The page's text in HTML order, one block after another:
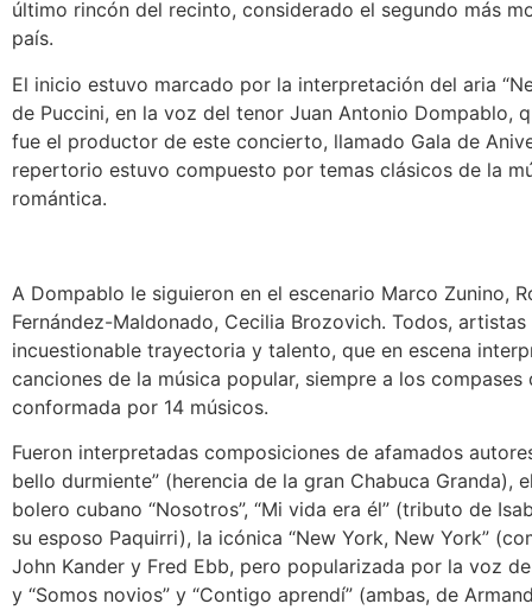
último rincón del recinto, considerado el segundo más
país.
El inicio estuvo marcado por la interpretación del aria
de Puccini, en la voz del tenor Juan Antonio Dompablo,
fue el productor de este concierto, llamado Gala de
repertorio estuvo compuesto por temas clásicos de la
romántica.
A Dompablo le siguieron en el escenario Marco Zunino,
Fernández-Maldonado, Cecilia Brozovich. Todos,
incuestionable trayectoria y talento, que en escena
canciones de la música popular, siempre a los compases
conformada por 14 músicos.
Fueron interpretadas composiciones de afamados
bello durmiente” (herencia de la gran Chabuca Granda),
bolero cubano “Nosotros”, “Mi vida era él” (tributo de
su esposo Paquirri), la icónica “New York, New York”
John Kander y Fred Ebb, pero popularizada por la voz
y “Somos novios” y “Contigo aprendí” (ambas, de